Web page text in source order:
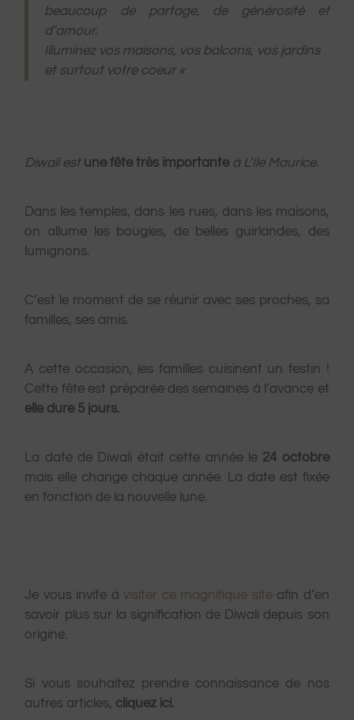
beaucoup de partage, de générosité et
d’amour.
Illuminez vos maisons, vos balcons, vos jardins
et surtout votre coeur «
Diwali est une fête très importanteà L’Ile Maurice.
Dans les temples, dans les rues, dans les maisons,
on allume les bougies, de belles guirlandes, des
lumignons.
C’est le moment de se réunir avec ses proches, sa
familles, ses amis.
A cette occasion, les familles cuisinent un festin !
Cette fête est préparée des semaines à l’avance et
elle dure 5 jours.
La date de Diwali était cette année le 24 octobre
mais elle change chaque année. La date est fixée
en fonction de la nouvelle lune.
Je vous invite à visiter ce magnifique siteafin d’en
savoir plus sur la signification de Diwali depuis son
origine.
Si vous souhaitez prendre connaissance de nos
autres articles, cliquez ici.